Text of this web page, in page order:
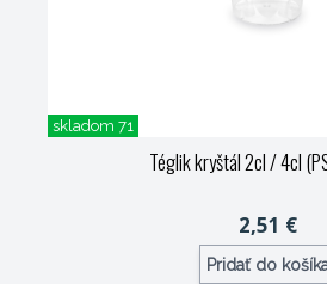
skladom 71
Téglik kryštál 2cl / 4cl
2,51 €
Pridať do